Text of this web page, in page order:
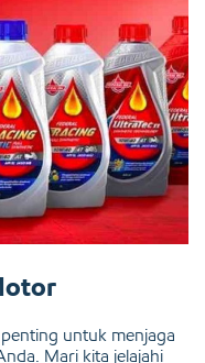
untuk menjaga
Mari kita jelajahi